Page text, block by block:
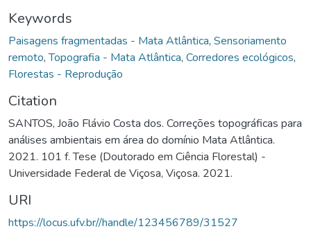
Keywords
Paisagens fragmentadas - Mata Atlântica, Sensoriamento
remoto,Topografia - Mata Atlântica, Corredores ecológicos,
Florestas - Reprodução
Citation
SANTOS, João Flávio Costa dos. Correções topográficas para
análises ambientais em área do domínio Mata Atlântica.
2021. 101 f. Tese (Doutorado em Ciência Florestal) -
Universidade Federal de Viçosa, Viçosa. 2021.
URI
https://locus.ufv.br//handle/123456789/31527